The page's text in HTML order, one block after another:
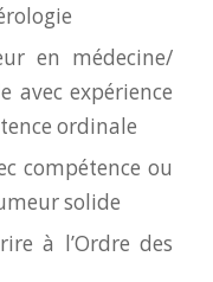
en médecine/
avec expérience
ordinale
compétence ou
solide
à l’Ordre des